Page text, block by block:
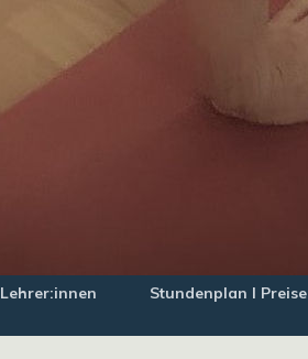
Lehrer:innen Stundenplan I Preise